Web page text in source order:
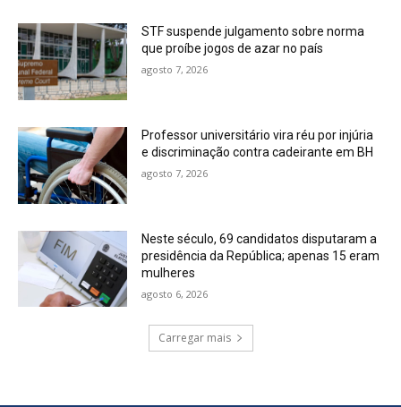
STF suspende julgamento sobre norma
que proíbe jogos de azar no país
agosto 7, 2026
Professor universitário vira réu por injúria
e discriminação contra cadeirante em BH
agosto 7, 2026
Neste século, 69 candidatos disputaram a
presidência da República; apenas 15 eram
mulheres
agosto 6, 2026
Carregar mais